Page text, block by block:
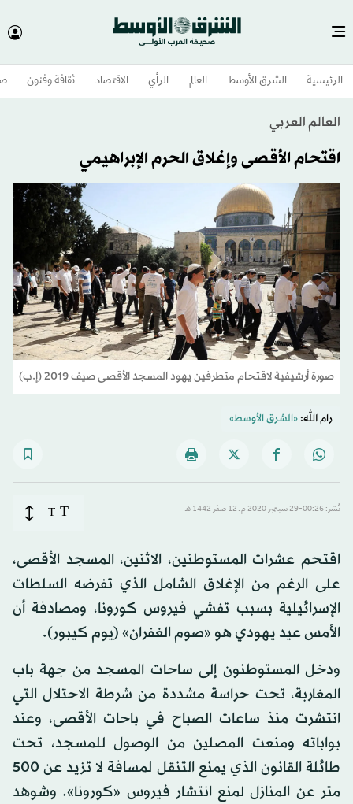
الرئيسية الشرق الأوسط​ العالم الرأي الاقتصاد ثقافة وفنون
العالم العربي
اقتحام الأقصى وإغلاق الحرم الإبراهيمي
صورة أرشيفية لاقتحام متطرفين يهود المسجد الأقصى صيف 2019 (إ.ب)
رام الله:«الشرق الأوسط»
نُشر: 00:26-29 سبتمبر 2020 م ـ 12 صفَر 1442 هـ T
T
اقتحم عشرات المستوطنين، الاثنين، المسجد الأقصى،
على الرغم من الإغلاق الشامل الذي تفرضه السلطات
الإسرائيلية بسبب تفشي فيروس كورونا، ومصادفة أن
الأمس عيد يهودي هو «صوم الغفران» (يوم كيبور).
ودخل المستوطنون إلى ساحات المسجد من جهة باب
المغاربة، تحت حراسة مشددة من شرطة الاحتلال التي
انتشرت منذ ساعات الصباح في باحات الأقصى، وعند
بواباته ومنعت المصلين من الوصول للمسجد، تحت
طائلة القانون الذي يمنع التنقل لمسافة لا تزيد عن 500
متر عن المنازل لمنع انتشار فيروس «كورونا». وشوهد